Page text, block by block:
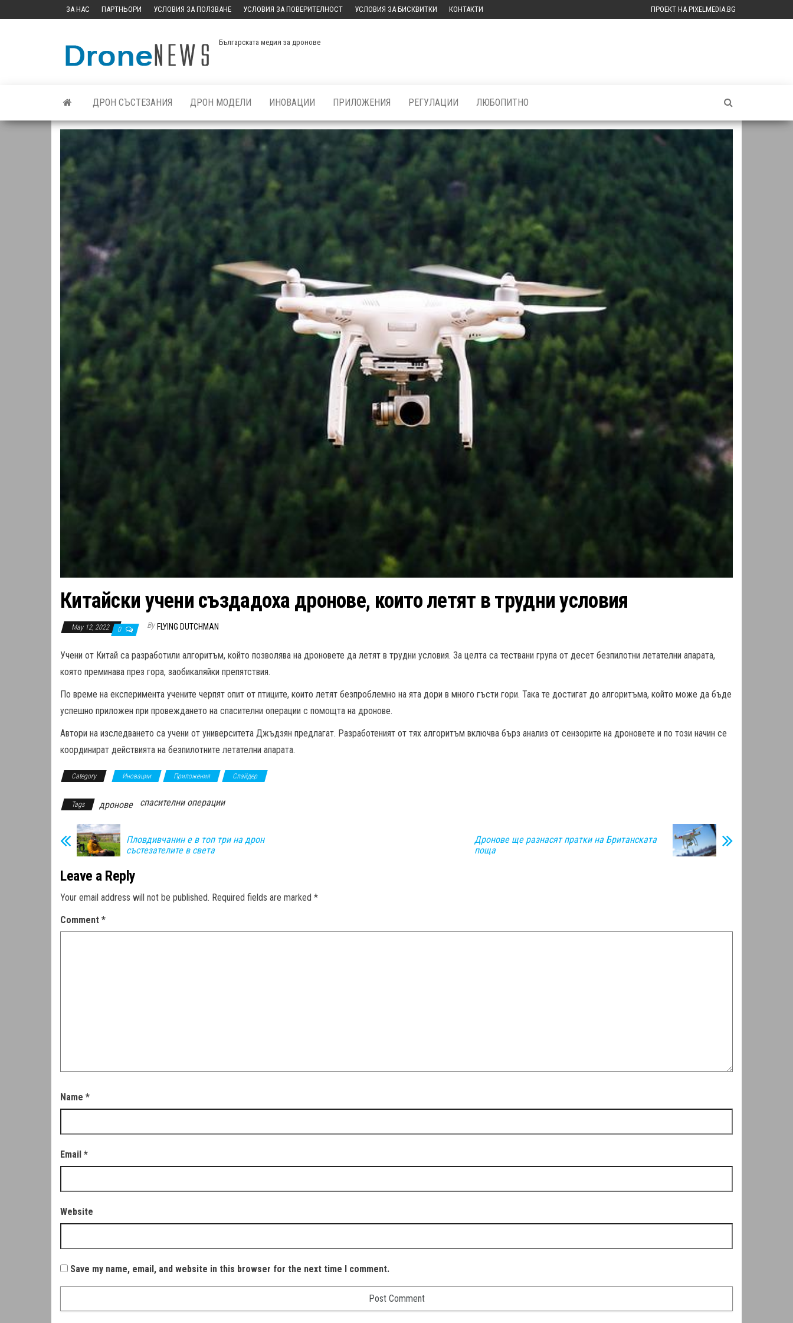
ЗА НАС ПАРТНЬОРИ УСЛОВИЯ ЗА ПОЛЗВАНЕ УСЛОВИЯ ЗА ПОВЕРИТЕЛНОСТ УСЛОВИЯ ЗА БИСКВИТКИ КОНТАКТИ ПРОЕКТ НА PIXELMEDIA.BG
Българската медия за дронове
ДРОН СЪСТЕЗАНИЯ ДРОН МОДЕЛИ ИНОВАЦИИ ПРИЛОЖЕНИЯ РЕГУЛАЦИИ ЛЮБОПИТНО
Китайски учени създадоха дронове, които летят в трудни условия
May 12, 2022 0 By FLYING DUTCHMAN
Учени от Китай са разработили алгоритъм, който позволява на дроновете да летят в трудни условия. За целта са тествани група от десет безпилотни летателни апарата,
която преминава през гора, заобикаляйки препятствия.
По време на експеримента учените черпят опит от птиците, които летят безпроблемно на ята дори в много гъсти гори. Така те достигат до алгоритъма, който може да бъде
успешно приложен при провеждането на спасителни операции с помощта на дронове.
Автори на изследването са учени от университета Джъдзян предлагат. Разработеният от тях алгоритъм включва бърз анализ от сензорите на дроновете и по този начин се
координират действията на безпилотните летателни апарата.
Category Иновации Приложения Слайдер
Tags дронове спасителни операции
Пловдивчанин е в топ три на дрон
състезателите в света
Дронове ще разнасят пратки на Британската
поща
Leave a Reply
Your email address will not be published. Required fields are marked *
Comment *
Name *
Email *
Website
Save my name, email, and website in this browser for the next time I comment.